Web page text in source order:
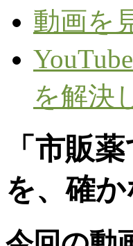
動画を
を解決
「市販
を、確